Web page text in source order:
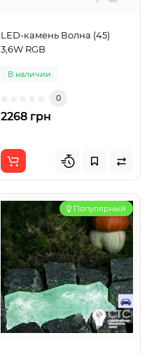
LED-камень Волна (45)
3,6W RGB
В наличии
0
2268 грн
Популярный